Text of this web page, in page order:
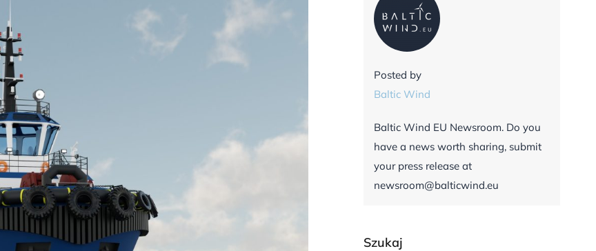
Posted by
Baltic Wind
Baltic Wind EU Newsroom. Do you
have a news worth sharing, submit
your press release at
newsroom@balticwind.eu
Szukaj